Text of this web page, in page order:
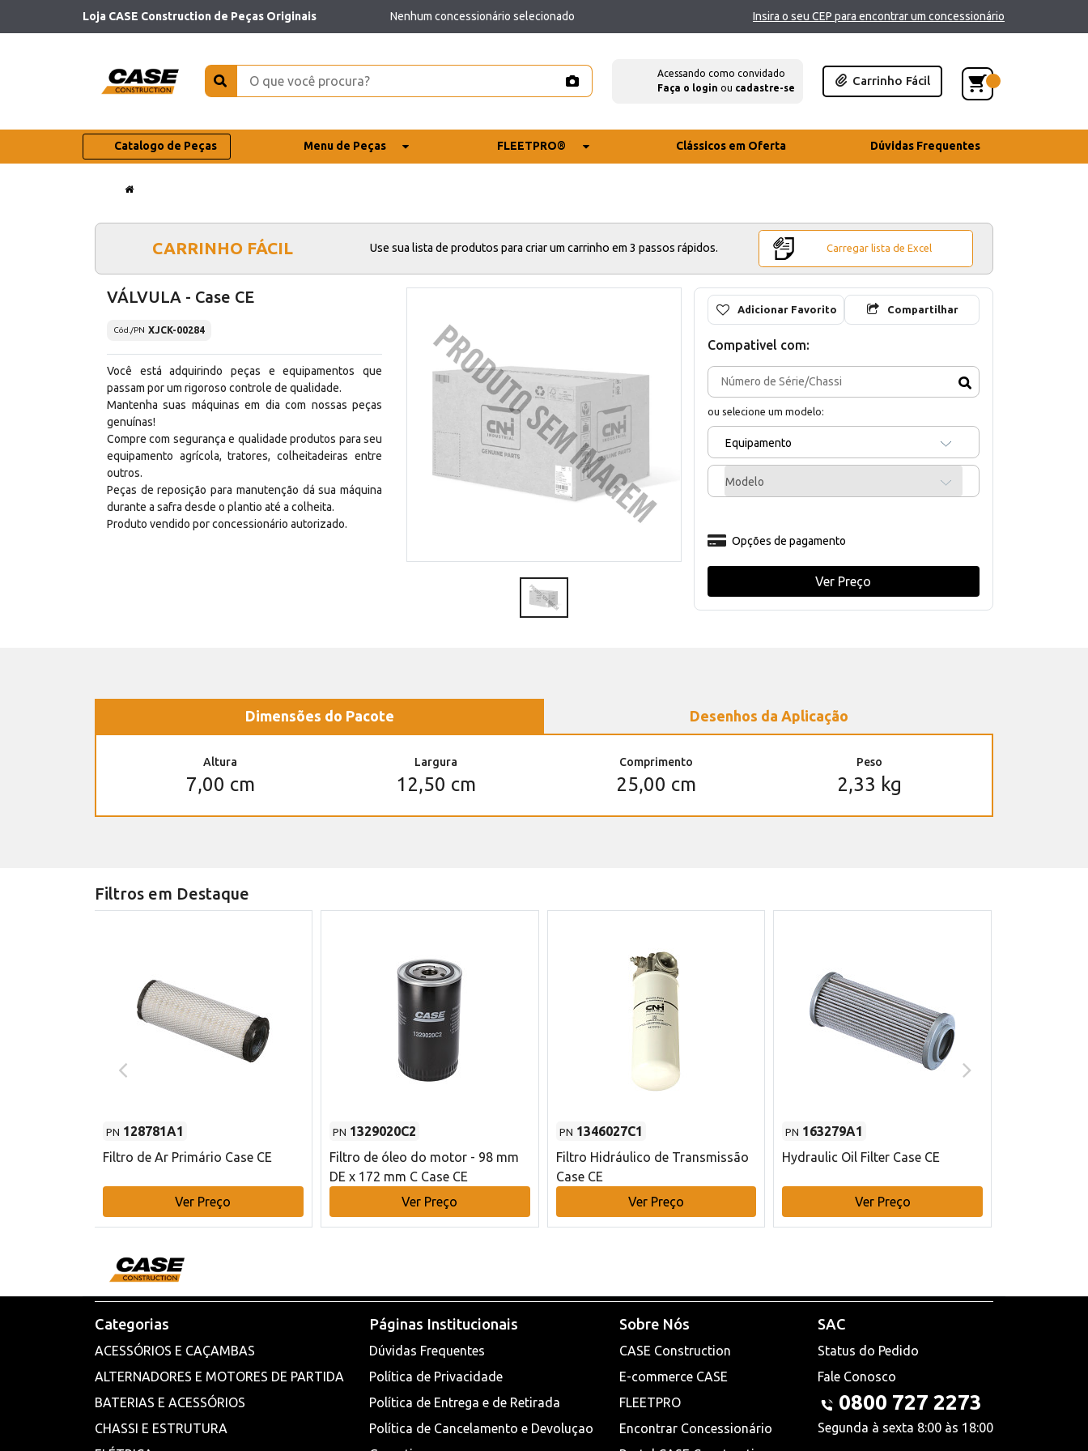
Loja CASE Construction de Peças Originais Nenhum concessionário selecionado Insira o seu CEP para encontrar um concessionário
Acessando como convidado
Faça o login ou cadastre-se
Carrinho Fácil
Catalogo de Peças Menu de Peças FLEETPRO® Clássicos em Oferta Dúvidas Frequentes
CARRINHO FÁCIL Use sua lista de produtos para criar um carrinho em 3 passos rápidos. Carregar lista de Excel
VÁLVULA - Case CE
Cód./PN XJCK-00284
Você está adquirindo peças e equipamentos que
passam por um rigoroso controle de qualidade.
Mantenha suas máquinas em dia com nossas peças
genuínas!
Compre com segurança e qualidade produtos para seu
equipamento agrícola, tratores, colheitadeiras entre
outros.
Peças de reposição para manutenção dá sua máquina
durante a safra desde o plantio até a colheita.
Produto vendido por concessionário autorizado.
Adicionar Favorito Compartilhar
Compativel com:
ou selecione um modelo:
Equipamento
Modelo
Opções de pagamento
Ver Preço
Dimensões do Pacote Desenhos da Aplicação
Altura
7,00 cm
Largura
12,50 cm
Comprimento
25,00 cm
Peso
2,33 kg
Filtros em Destaque
PN 128781A1
Filtro de Ar Primário Case CE
Ver Preço
PN 1329020C2
Filtro de óleo do motor - 98 mm
DE x 172 mm C Case CE
Ver Preço
PN 1346027C1
Filtro Hidráulico de Transmissão
Case CE
Ver Preço
PN 163279A1
Hydraulic Oil Filter Case CE
Ver Preço
Categorias
ACESSÓRIOS E CAÇAMBAS
ALTERNADORES E MOTORES DE PARTIDA
BATERIAS E ACESSÓRIOS
CHASSI E ESTRUTURA
Páginas Institucionais
Dúvidas Frequentes
Política de Privacidade
Política de Entrega e de Retirada
Política de Cancelamento e Devoluçao
Sobre Nós
CASE Construction
E-commerce CASE
FLEETPRO
Encontrar Concessionário
SAC
Status do Pedido
Fale Conosco
0800 727 2273
Segunda à sexta 8:00 às 18:00